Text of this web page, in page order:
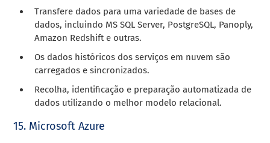
Transfere dados para uma variedade de bases de
dados, incluindo MS SQL Server, PostgreSQL, Panoply,
Amazon Redshift e outras.
Os dados históricos dos serviços em nuvem são
carregados e sincronizados.
Recolha, identificação e preparação automatizada de
dados utilizando o melhor modelo relacional.
15. Microsoft Azure